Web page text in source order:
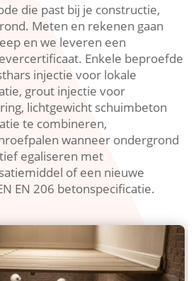
die past bij je constructie,
Meten en rekenen gaan
en we leveren een
Enkele beproefde
injectie voor lokale
grout injectie voor
lichtgewicht schuimbeton
te combineren,
wanneer ondergrond
egaliseren met
of een nieuwe
EN 206 betonspecificatie.​